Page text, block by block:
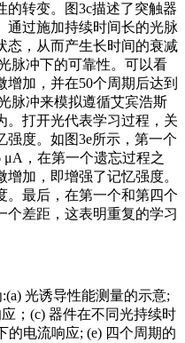
的转变。图3c描述了突触器
通过施加持续时间长的光脉
态，从而产生长时间的衰减
脉冲下的可靠性。可以看
加，并在50个周期后达到
脉冲来模拟遵循艾宾浩斯
。打开光代表学习过程，关
强度。如图3e所示，第一个
μA，在第一个遗忘过程之
加，即增强了记忆强度。
。最后，在第一个和第四个
个差距，这表明重复的学习
光诱导性能测量的示意;
；(c) 器件在不同光持续时
的电流响应; (e) 四个周期的